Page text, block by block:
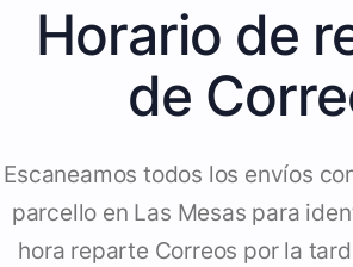
Horario de
de
Escaneamos todos los envíos
parcello en Las Mesas para
hora reparte Correos por la